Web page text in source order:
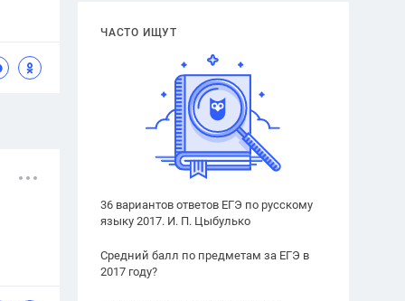
ЧАСТО ИЩУТ
36 вариантов ответов ЕГЭ по русскому
языку 2017. И. П. Цыбулько
Средний балл по предметам за ЕГЭ в
2017 году?